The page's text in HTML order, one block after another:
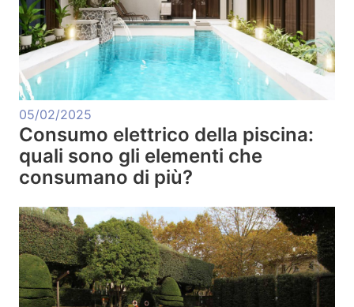
05/02/2025
Consumo elettrico della piscina:
quali sono gli elementi che
consumano di più?